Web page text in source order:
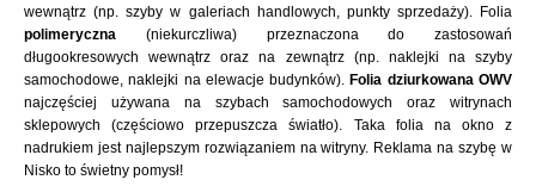
wewnątrz (np. szyby w galeriach handlowych, punkty sprzedaży). Folia
polimeryczna (niekurczliwa) przeznaczona do zastosowań
długookresowych wewnątrz oraz na zewnątrz (np. naklejki na szyby
samochodowe, naklejki na elewacje budynków). Folia dziurkowana OWV
najczęściej używana na szybach samochodowych oraz witrynach
sklepowych (częściowo przepuszcza światło). Taka folia na okno z
nadrukiem jest najlepszym rozwiązaniem na witryny. Reklama na szybę w
Nisko to świetny pomysł!